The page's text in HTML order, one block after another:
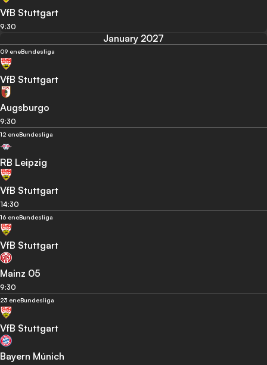
VfB Stuttgart
9:30
January 2027
09 eneBundesliga
VfB Stuttgart
Augsburgo
9:30
12 eneBundesliga
RB Leipzig
VfB Stuttgart
14:30
16 eneBundesliga
VfB Stuttgart
Mainz 05
9:30
23 eneBundesliga
VfB Stuttgart
Bayern Múnich